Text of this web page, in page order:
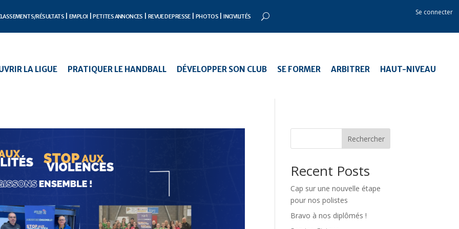
RÉSULTATS EMPLOI PETITES ANNONCES REVUE DE PRESSE PHOTOS INCIVILITÉS
Se connecter
LA LIGUE PRATIQUER LE HANDBALL DÉVELOPPER SON CLUB SE FORMER ARBITRER HAUT-NIVEAU
Rechercher
Recent Posts
Cap sur une nouvelle étape
pour nos polistes
Bravo à nos diplômés !